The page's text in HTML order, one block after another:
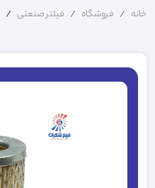
خانه فروشگاه فیلتر صنعتی